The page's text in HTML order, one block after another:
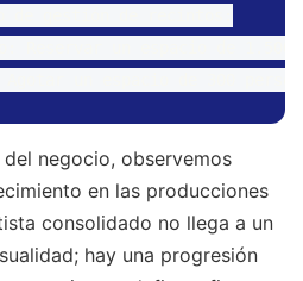
negocio, observemos
en las producciones
consolidado no llega a un
hay una progresión